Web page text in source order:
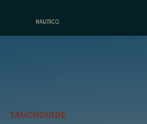
TAUCHGUIDE